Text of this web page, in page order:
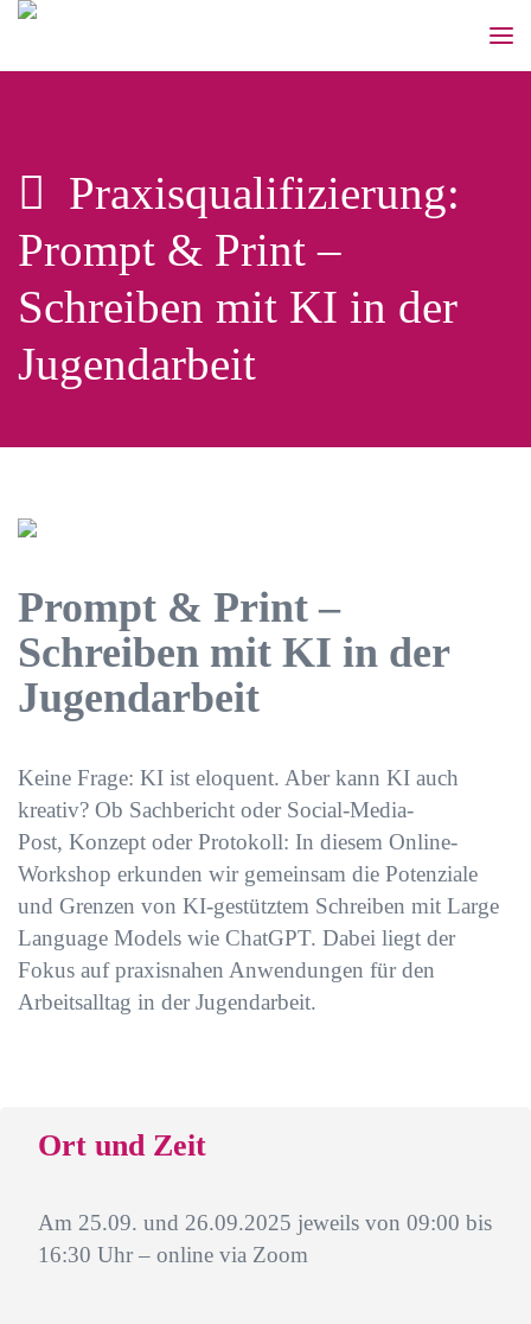
Praxisqualifizierung:
Prompt & Print –
Schreiben mit KI in der
Jugendarbeit
Prompt & Print –
Schreiben mit KI in der
Jugendarbeit
Keine Frage: KI ist eloquent. Aber kann KI auch
kreativ? Ob Sachbericht oder Social-Media-
Post, Konzept oder Protokoll: In diesem Online-
Workshop erkunden wir gemeinsam die Potenziale
und Grenzen von KI-gestütztem Schreiben mit Large
Language Models wie ChatGPT. Dabei liegt der
Fokus auf praxisnahen Anwendungen für den
Arbeitsalltag in der Jugendarbeit.
Ort und Zeit
Am 25.09. und 26.09.2025 jeweils von 09:00 bis
16:30 Uhr – online via Zoom